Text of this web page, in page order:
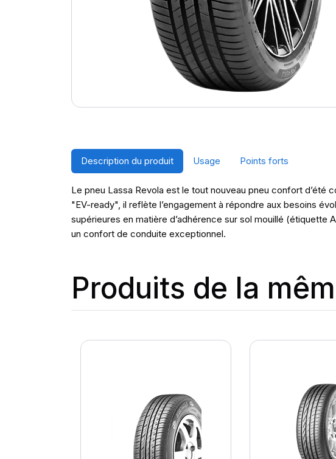
Description du produit Usage Points forts
Le pneu Lassa Revola est le tout nouveau pneu confort
"EV-ready", il reflète l’engagement à répondre aux besoins
supérieures en matière d’adhérence sur sol mouillé
un confort de conduite exceptionnel.
Produits de la